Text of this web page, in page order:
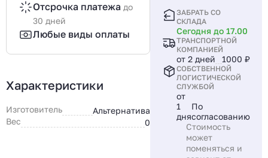
Отсрочка платежа до
30 дней
Любые виды оплаты
Характеристики
Изготовитель
Альтернатива
Вес
0
ЗАБРАТЬ СО
СКЛАДА
Сегодня до 17.00
ТРАНСПОРТНОЙ
КОМПАНИЕЙ
от 2 дней 1000 ₽
СОБСТВЕННОЙ
ЛОГИСТИЧЕСКОЙ
СЛУЖБОЙ
от
1
дня
По
согласованию
Стоимость
может
поменяться и